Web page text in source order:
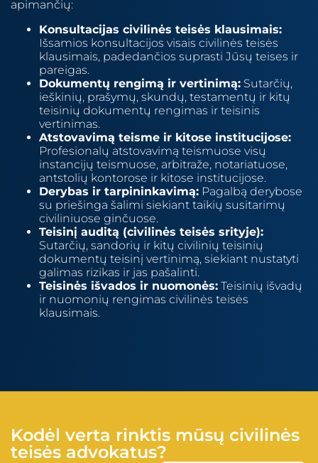
apimančių:
Konsultacijas civilinės teisės klausimais:
Išsamios konsultacijos visais civilinės teisės
klausimais, padedančios suprasti Jūsų teises ir
pareigas.
Dokumentų rengimą ir vertinimą: Sutarčių,
ieškinių, prašymų, skundų, testamentų ir kitų
teisinių dokumentų rengimas ir teisinis
vertinimas.
Atstovavimą teisme ir kitose institucijose:
Profesionalų atstovavimą teismuose visų
instancijų teismuose, arbitraže, notariatuose,
antstolių kontorose ir kitose institucijose.
Derybas ir tarpininkavimą: Pagalbą derybose
su priešinga šalimi siekiant taikių susitarimų
civiliniuose ginčuose.
Teisinį auditą (civilinės teisės srityje):
Sutarčių, sandorių ir kitų civilinių teisinių
dokumentų teisinį vertinimą, siekiant nustatyti
galimas rizikas ir jas pašalinti.
Teisinės išvados ir nuomonės: Teisinių išvadų
ir nuomonių rengimas civilinės teisės
klausimais.
Kodėl verta rinktis mūsų civilinės
teisės advokatus?